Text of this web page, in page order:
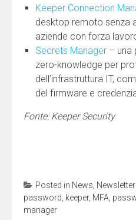
Keeper Connection
desktop remoto senza
aziende con forza
Secrets Manager – una
zero-knowledge per
dell’infrastruttura IT,
del firmware e
Fonte: Keeper Security
Posted in News Newsletter
password keeper, MFA
manager